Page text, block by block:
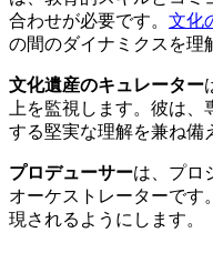
合わせが必要です。 文化
の間のダイナミクスを理
文化遺産のキュレーター
上を監視します。彼は
する堅実な理解を兼ね備
プロデューサーは、プロ
オーケストレーターです
現されるようにします。